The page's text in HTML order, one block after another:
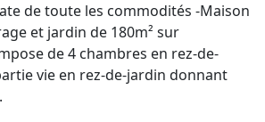
de toute les commodités -Maison
et jardin de 180m² sur
de 4 chambres en rez-de-
vie en rez-de-jardin donnant